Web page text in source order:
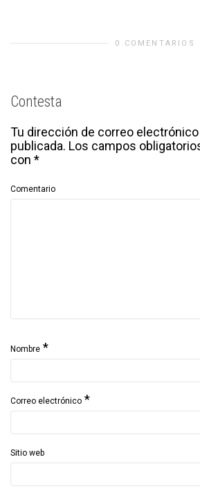
0 COMENTARIOS
Contesta
Tu dirección de correo
publicada. Los campos
con *
Comentario
Nombre *
Correo electrónico *
Sitio web